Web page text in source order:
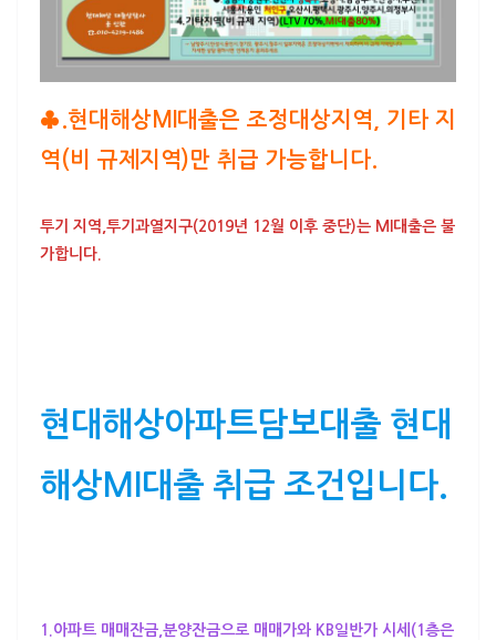
♣.현대해상MI대출은 조정대상지역, 기타 지
역(비 규제지역)만 취급 가능합니다.
투기 지역,투기과열지구(2019년 12월 이후 중단)는 MI대출은 불
가합니다.
현대해상아파트담보대출 현대
해상MI대출 취급 조건입니다.
1 .아파트 매매잔금,분양잔금으로 매매가와 KB일반가 시세 (1층은